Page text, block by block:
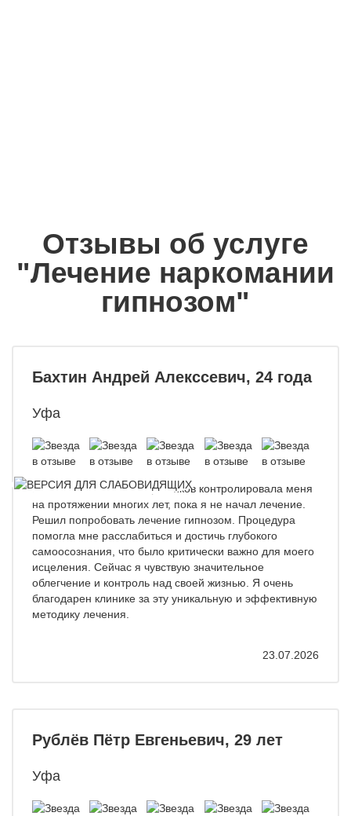
Отзывы об услуге
"Лечение наркомании
гипнозом"
Бахтин Андрей Алекссевич, 24 года
Уфа
Моя зависимость от наркотиков контролировала меня
на протяжении многих лет, пока я не начал лечение.
Решил попробовать лечение гипнозом. Процедура
помогла мне расслабиться и достичь глубокого
самоосознания, что было критически важно для моего
исцеления. Сейчас я чувствую значительное
облегчение и контроль над своей жизнью. Я очень
благодарен клинике за эту уникальную и эффективную
методику лечения.
23.07.2026
Рублёв Пётр Евгеньевич, 29 лет
Уфа